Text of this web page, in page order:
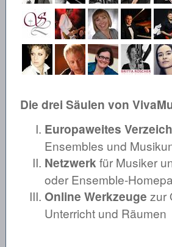
Die drei Säulen von
Europaweites
Ensembles und
Netzwerkfür Musiker
oder Ensemble-
Online Werkzeuge zur
Unterricht und Räumen